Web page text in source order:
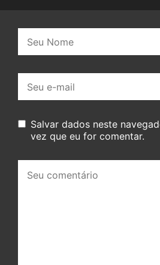
mail:
Salvar dados neste
vez que eu for comentar.
comentário: